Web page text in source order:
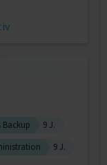
Backup
9 J.
9 J.